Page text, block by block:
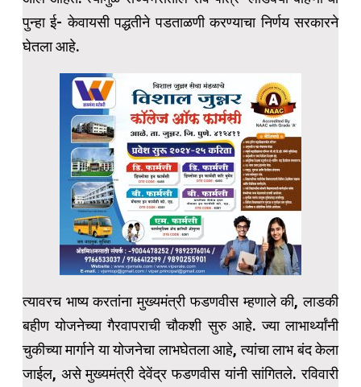
पुन्हा ई- केवायसी पद्धतीने पडताळणी करण्याचा निर्णय सरकारने
घेतला आहे.
त्यावरच भाष्य करतांना मुख्यमंत्री फडणवीस म्हणाले की, लाडकी
बहीण योजनेच्या गैरवापराची चौकशी सुरु आहे. ज्या लाभार्थ्यांनी
चुकीच्या मार्गाने या योजनेचा लाभघेतला आहे, त्यांचा लाभ बंद केला
जाईल, असे मुख्यमंत्री देवेंद्र फडणवीस यांनी सांगितले. रविवारी